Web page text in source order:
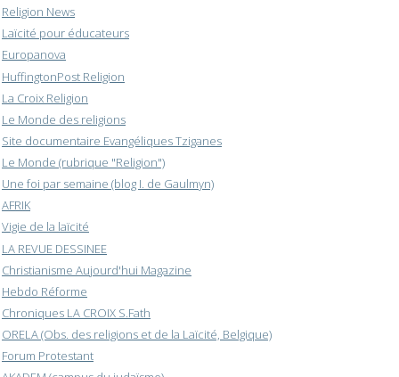
Religion News
Laïcité pour éducateurs
Europanova
HuffingtonPost Religion
La Croix Religion
Le Monde des religions
Site documentaire Evangéliques Tziganes
Le Monde (rubrique "Religion")
Une foi par semaine (blog I. de Gaulmyn)
AFRIK
Vigie de la laïcité
LA REVUE DESSINEE
Christianisme Aujourd'hui Magazine
Hebdo Réforme
Chroniques LA CROIX S.Fath
ORELA (Obs. des religions et de la Laïcité, Belgique)
Forum Protestant